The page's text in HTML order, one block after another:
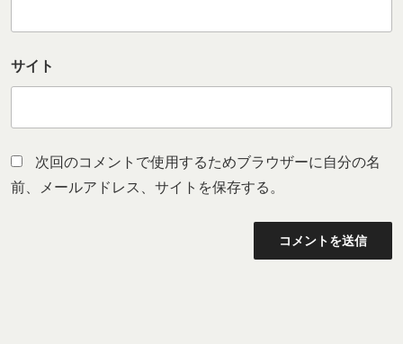
サイト
次回のコメントで使用するためブラウザーに自分の名
前、メールアドレス、サイトを保存する。